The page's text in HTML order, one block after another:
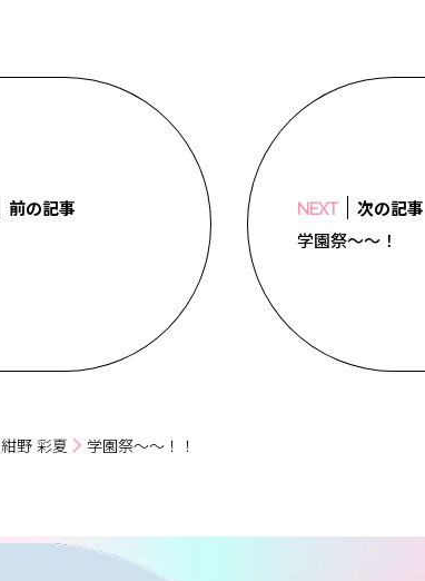
前の記事
NEXT
次の記事
学園祭～～！
紺野 彩夏 学園祭～～！！